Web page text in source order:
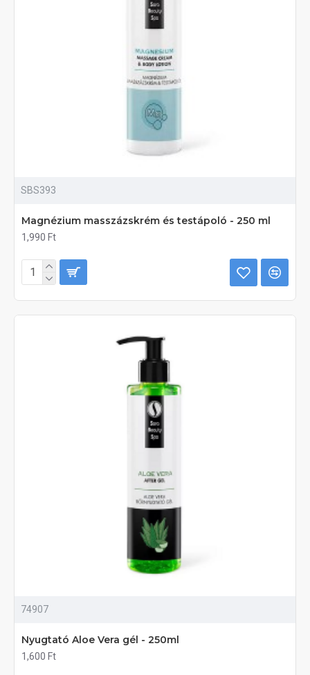
SBS393
Magnézium masszázskrém és testápoló - 250 ml
1,990 Ft
74907
Nyugtató Aloe Vera gél - 250ml
1,600 Ft